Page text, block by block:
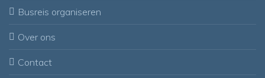
Busreis organiseren
Over ons
Contact